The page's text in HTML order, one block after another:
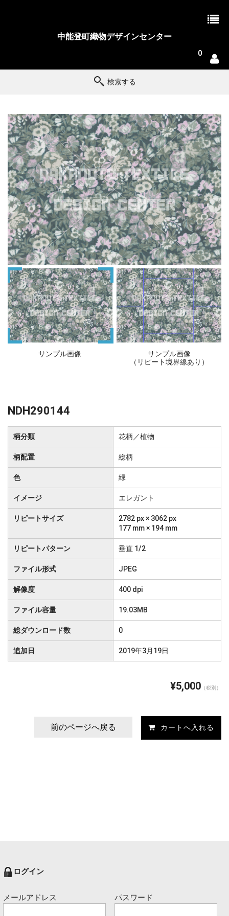
中能登町織物デザインセンター
0
検索する
サンプル画像
サンプル画像
（リピート境界線あり）
NDH290144
柄分類 花柄／植物
柄配置 総柄
色 緑
イメージ エレガント
リピートサイズ
2782 px × 3062 px
177 mm × 194 mm
リピートパターン 垂直 1/2
ファイル形式 JPEG
解像度 400 dpi
ファイル容量 19.03MB
総ダウンロード数 0
追加日 2019年3月19日
¥5,000 （税別）
前のページへ戻る
ログイン
メールアドレス パスワード